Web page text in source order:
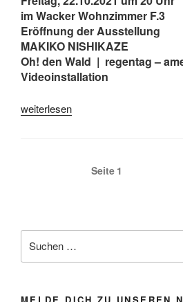
im Wacker Wohnzimmer F.3
Eröffnung der Ausstellung
MAKIKO NISHIKAZE
Oh! den Wald | regentag –
Videoinstallation
„Eröffnung
weiterlesen
Seitennummerierung
Seite 1
nach:
MELDE DICH ZU UNSEREN